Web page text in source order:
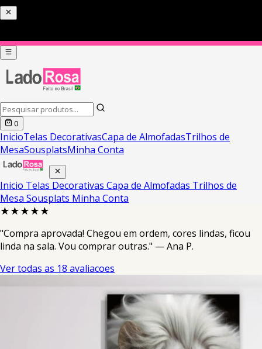
0
InicioTelas DecorativasCapa de AlmofadasTrilhos de
MesaSousplatsMinha Conta
Inicio Telas Decorativas Capa de Almofadas Trilhos de
Mesa Sousplats Minha Conta
★★★★★
"Compra aprovada! Chegou em ordem, cores lindas, ficou
linda na sala. Vou comprar outras." — Ana P.
Ver todas as 18 avaliacoes